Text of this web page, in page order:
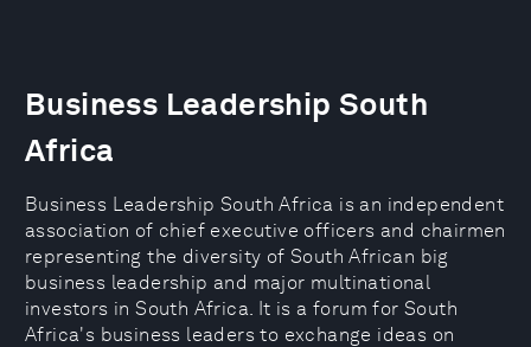
Business Leadership South
Africa
Business Leadership South Africa is an independent
association of chief executive officers and chairmen
representing the diversity of South African big
business leadership and major multinational
investors in South Africa. It is a forum for South
Africa's business leaders to exchange ideas on